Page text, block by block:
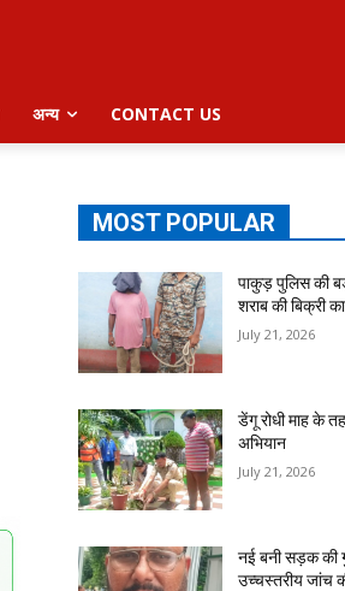
अन्य CONTACT US
MOST POPULAR
पाकुड़ पुलिस की
शराब की बिक्री
July 21, 2026
डेंगू रोधी माह के
अभियान
July 21, 2026
नई बनी सड़क की
उच्चस्तरीय जांच